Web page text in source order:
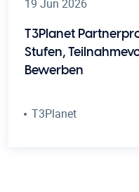
19 Jun 2026
T3Planet
Stufen,
Bewerben
T3Planet